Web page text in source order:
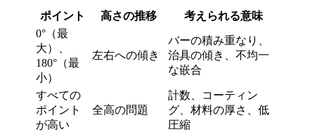
ポイント 高さの推移
考えられる意味
0°（最
大）、
180°（最
小）
左右への傾き
バーの積み重なり、
治具の傾き、不均一
な嵌合
すべての
ポイント
が高い
全高の問題
計数、コーティン
グ、材料の厚さ、低
圧縮